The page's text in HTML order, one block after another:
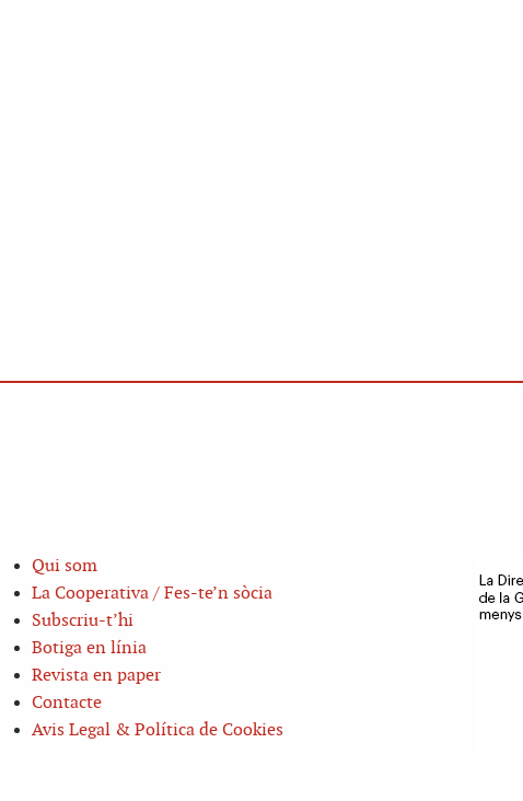
Qui som
La Cooperativa / Fes-te’n sòcia
Subscriu-t’hi
Botiga en línia
Revista en paper
Contacte
Avis Legal & Política de Cookies